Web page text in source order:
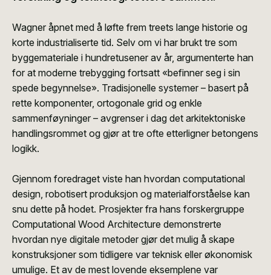
Wagner åpnet med å løfte frem treets lange historie og
korte industrialiserte tid. Selv om vi har brukt tre som
byggemateriale i hundretusener av år, argumenterte han
for at moderne trebygging fortsatt «befinner seg i sin
spede begynnelse». Tradisjonelle systemer – basert på
rette komponenter, ortogonale grid og enkle
sammenføyninger – avgrenser i dag det arkitektoniske
handlingsrommet og gjør at tre ofte etterligner betongens
logikk.
Gjennom foredraget viste han hvordan computational
design, robotisert produksjon og materialforståelse kan
snu dette på hodet. Prosjekter fra hans forskergruppe
Computational Wood Architecture demonstrerte
hvordan nye digitale metoder gjør det mulig å skape
konstruksjoner som tidligere var teknisk eller økonomisk
umulige. Et av de mest lovende eksemplene var